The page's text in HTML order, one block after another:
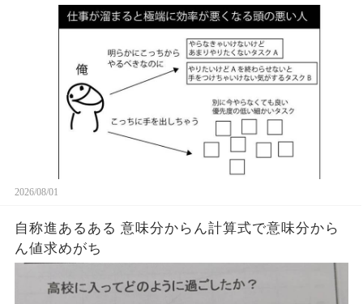
2026/08/01
自称進あるある 意味分からん計算式で意味分から
ん値求めがち